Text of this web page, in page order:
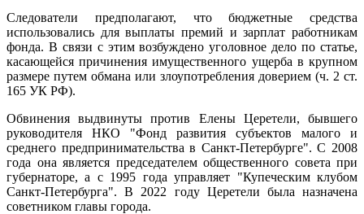
Следователи предполагают, что бюджетные средства
использовались для выплаты премий и зарплат работникам
фонда. В связи с этим возбуждено уголовное дело по статье,
касающейся причинения имущественного ущерба в крупном
размере путем обмана или злоупотребления доверием (ч. 2 ст.
165 УК РФ).
Обвинения выдвинуты против Елены Церетели, бывшего
руководителя НКО "Фонд развития субъектов малого и
среднего предпринимательства в Санкт-Петербурге". С 2008
года она является председателем общественного совета при
губернаторе, а с 1995 года управляет "Купеческим клубом
Санкт-Петербурга". В 2022 году Церетели была назначена
советником главы города.